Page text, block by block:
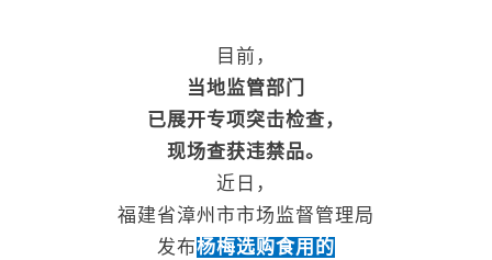
目前，
当地监管部门
已展开专项突击检查，
现场查获违禁品。
近日，
福建省漳州市市场监督管理局
发布杨梅选购食用的